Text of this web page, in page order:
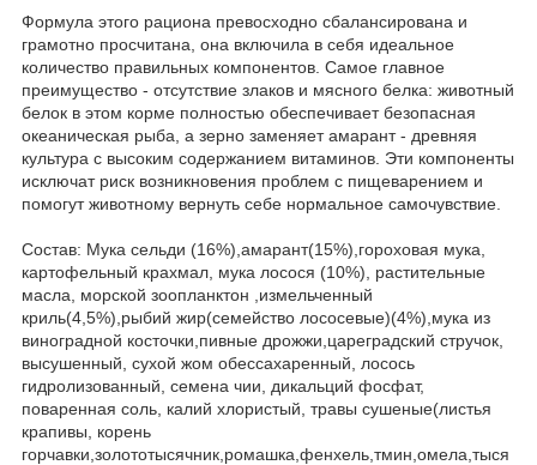
Формула этого рациона превосходно сбалансирована и
грамотно просчитана, она включила в себя идеальное
количество правильных компонентов. Самое главное
преимущество - отсутствие злаков и мясного белка: животный
белок в этом корме полностью обеспечивает безопасная
океаническая рыба, а зерно заменяет амарант - древняя
культура с высоким содержанием витаминов. Эти компоненты
исключат риск возникновения проблем с пищеварением и
помогут животному вернуть себе нормальное самочувствие.
Состав: Мука сельди (16%),амарант(15%),гороховая мука,
картофельный крахмал, мука лосося (10%), растительные
масла, морской зоопланктон ,измельченный
криль(4,5%),рыбий жир(семейство лососевые)(4%),мука из
виноградной косточки,пивные дрожжи,цареградский стручок,
высушенный, сухой жом обессахаренный, лосось
гидролизованный, семена чии, дикальций фосфат,
поваренная соль, калий хлористый, травы сушеные(листья
крапивы, корень
горчавки,золототысячник,ромашка,фенхель,тмин,омела,тыся